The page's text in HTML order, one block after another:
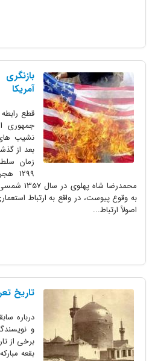
آمریکا
قطع رابطه
جمهوری
نشیب های
بعد از
زمان
1299
به وقوع پیوست، در واقع به ارتباط استعماری
اصولاً ارتباط...
تاریخ
درباره
و
برخی از
بقعه